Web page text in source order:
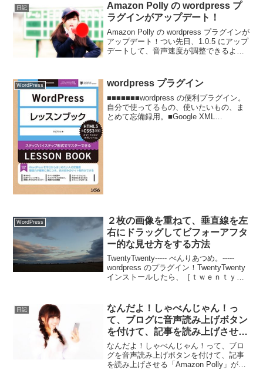
日記
Amazon Polly の wordpress プ
ラグインがアップデート！
Amazon Polly の wordpress プラグインが
アップデート！つい先日、1.0.5 にアップ
デートして、音声速度が調整できるよう
は？ っと？・Adde...
WordPress wordpress プラグイン
■■■■■■■wordpress の便利プラグイン。
自分で使ってるもの、使いたいもの、ま
とめて忘備録用。■Google XML
WordPress
２枚の画像を重ねて、垂直線を左
右にドラッグしてビフォーアフタ
ー的な見せ方をする方法
TwentyTwenty----- べんりあつめ。-----
wordpress のプラグイン！TwentyTwenty
インストールしたら、［ｔｗｅｎｔｙｔ
な感じで！［ｔ...
日記
なんだよ！しゃべんじゃん！っ
て、ブログに音声読み上げボタン
を付けて、記事を読み上げさせる
「Amazon Polly」が楽しい！
なんだよ！しゃべんじゃん！って、ブロ
グを音声読み上げボタンを付けて、記事
を読み上げさせる「Amazon Polly」が楽